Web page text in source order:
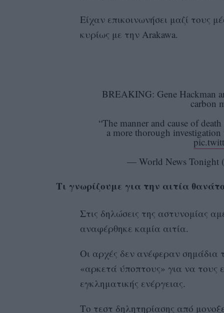
Είχαν επικοινωνήσει μαζί
κυρίως με την Arakawa.
BREAKING: Gene Hackman
carbon
“The manner and cause of
a more thorough
— World News Tonight
Τι γνωρίζουμε για την αιτία
Στις δηλώσεις της αστυνομίας
αναφέρθηκε καμία αιτία.
Οι αρχές δεν ανέφεραν σημάδια
«αρκετά ύποπτους» για να τους
εγκληματικής ενέργειας.
Το τεστ δηλητηρίασης από